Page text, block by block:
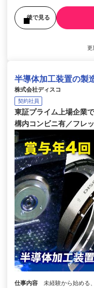
後で見る
更
半導体加工装置の製
株式会社ディスコ
契約社員
東証プライム上場企業
構内コンビニ有／フレ
仕事内容
未経験から始める